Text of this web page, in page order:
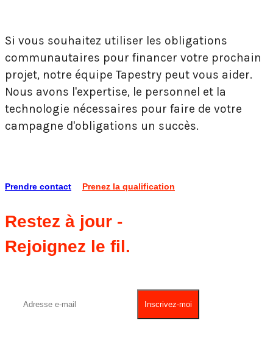
Si vous souhaitez utiliser les obligations
communautaires pour financer votre prochain
projet, notre équipe Tapestry peut vous aider.
Nous avons l'expertise, le personnel et la
technologie nécessaires pour faire de votre
campagne d'obligations un succès.
Prendre contact Prenez la qualification
Restez à jour -
Rejoignez le fil.